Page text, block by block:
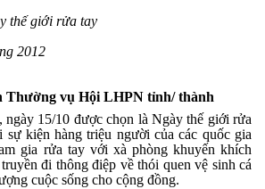
thế giới rửa tay
Thường vụ Hội LHPN tỉnh/ thành
ngày 15/10 được chọn là Ngày thế giới rửa
kiện hàng triệu người của các quốc gia
gia rửa tay với xà phòng khuyến khích
đi thông điệp về thói quen vệ sinh cá
cuộc sống cho cộng đồng.